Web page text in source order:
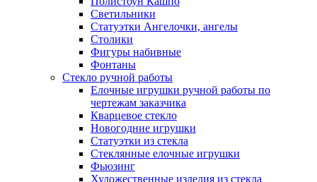
Светильники
Статуэтки Ангелочки, ангелы
Столики
Фигуры набивные
Фонтаны
Стекло ручной работы
Елочные игрушки ручной работы по
чертежам заказчика
Кварцевое стекло
Новогодние игрушки
Статуэтки из стекла
Стеклянные елочные игрушки
Фьюзинг
Художественные изделия из стекла